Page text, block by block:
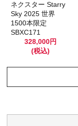
ネクスター Starry
Sky 2025 世界
1500本限定
SBXC171
328,000円
(税込)